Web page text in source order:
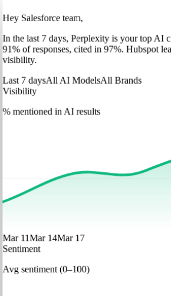
Hey Salesforce team,
Inthe last 7 days, Perplexityis your top AI
91% of responses, cited in 97%. Hubspot
visibility.
Last 7 daysAll AI ModelsAll Brands
Visibility
% mentioned in AI results
Mar 11Mar 14Mar 17
Sentiment
Avg sentiment (0–100)